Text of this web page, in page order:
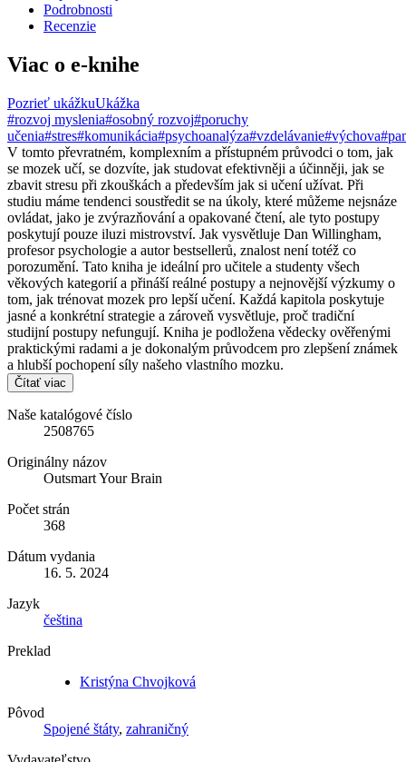
Podrobnosti
Recenzie
Viac o e-knihe
Pozrieť ukážkuUkážka
#rozvoj myslenia#osobný rozvoj#poruchy
učenia#stres#komunikácia#psychoanalýza#vzdelávanie#výchova
V tomto převratném, komplexním a přístupném průvodci o tom, jak
se mozek učí, se dozvíte, jak studovat efektivněji a účinněji, jak se
zbavit stresu při zkouškách a především jak si učení užívat. Při
studiu máme tendenci soustředit se na úkoly, které můžeme nejsnáze
ovládat, jako je zvýrazňování a opakované čtení, ale tyto postupy
poskytují pouze iluzi mistrovství. Jak vysvětluje Dan Willingham,
profesor psychologie a autor bestsellerů, znalost není totéž co
porozumění. Tato kniha je ideální pro učitele a studenty všech
věkových kategorií a přináší reálné postupy a nejnovější výzkumy o
tom, jak trénovat mozek pro lepší učení. Každá kapitola poskytuje
jasné a konkrétní strategie a zároveň vysvětluje, proč tradiční
studijní postupy nefungují. Kniha je podložena vědecky ověřenými
praktickými radami a je dokonalým průvodcem pro zlepšení známek
a hlubší pochopení síly našeho vlastního mozku.
Čítať viac
Naše katalógové číslo
2508765
Originálny názov
Outsmart Your Brain
Počet strán
368
Dátum vydania
16. 5. 2024
Jazyk
čeština
Preklad
Kristýna Chvojková
Pôvod
Spojené štáty, zahraničný